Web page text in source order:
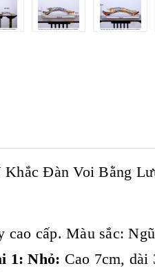
Đàn Voi Bằng
cấp. Màu sắc:
1: Nhỏ: Cao 7cm,